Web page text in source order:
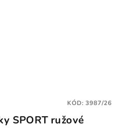
SPORT ružové
KÓD:3987/26